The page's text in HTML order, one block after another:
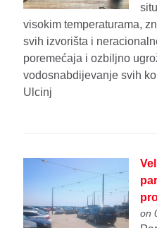
visokim temperaturama,
svih izvorišta i
poremećaja i ozbiljno
vodosnabdijevanje svih
Ulcinj
on